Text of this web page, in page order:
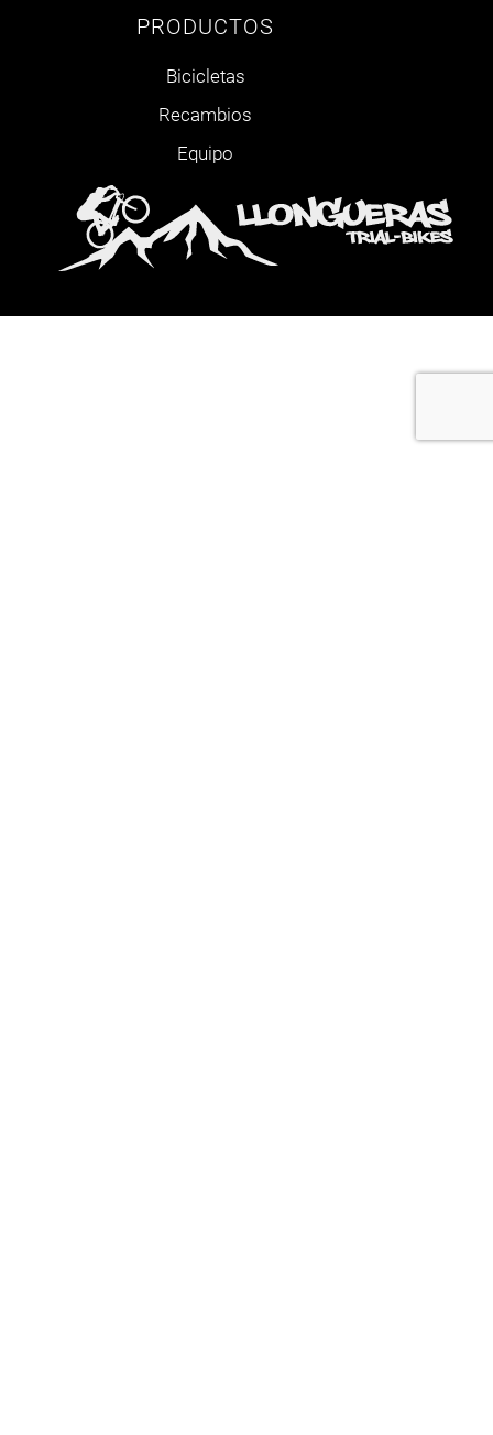
PRODUCTOS
Bicicletas
Recambios
Equipo